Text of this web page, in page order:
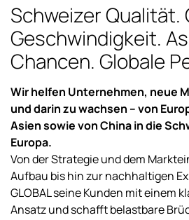
Schweizer Qualität.
Geschwindigkeit.
Chancen. Globale
Wir helfen Unternehmen, neue
und darin zu wachsen – von
Asien sowie von China in die
Europa.
Von der Strategie und dem
Aufbau bis hin zur nachhaltigen
GLOBAL seine Kunden mit einem
Ansatz und schafft belastbare